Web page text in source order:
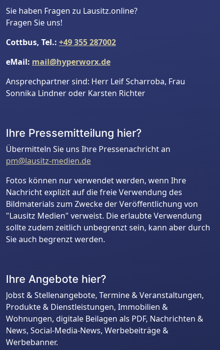
Sie haben Fragen zu Lausitz.online?
Fragen Sie uns!
Cottbus, Tel.: +49 355 287002
eMail: mail@hyperworx.de
Ansprechpartner sind: Herr Leif Scharroba, Frau
Sonnika Lindner oder Karsten Richter
Ihre Pressemitteilung hier?
Übermitteln Sie uns Ihre Pressenachricht an
pm@lausitz-medien.de
Fotos können nur verwendet werden, wenn Ihre
Nachricht explizit auf die freie Verwendung des
Bildmaterials zum Zwecke der Veröffentlichung von
"Lausitz Medien" verweist. Die erlaubte Verwendung
sollte zudem zeitlich unbegrenzt sein, kann aber durch
Sie auch begrenzt werden.
Ihre Angebote hier?
Jobst & Stellenangebote, Termine & Veranstaltungen,
Produkte & Dienstleistungen, Immobilien &
Wohnungen, digitale Beilagen als PDF, Nachrichten &
News, Social-Media-News, Werbebeiträge &
Werbebanner.